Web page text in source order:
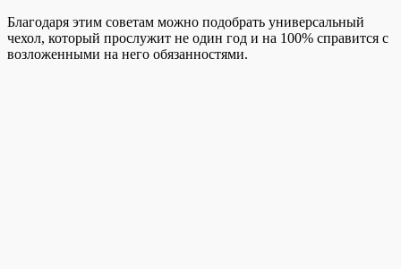
Благодаря этим советам можно подобрать универсальный
чехол, который прослужит не один год и на 100% справится с
возложенными на него обязанностями.